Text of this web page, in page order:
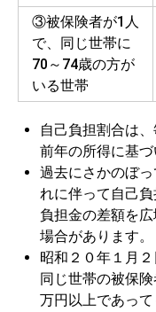
③被保険者が1人
で、同じ世帯に
70～74歳の方が
いる世帯
自己負担割合は
前年の所得に基づ
過去にさかのぼ
れに伴って自己
負担金の差額を
場合があります。
昭和２０年１月
同じ世帯の被保
万円以上であっ